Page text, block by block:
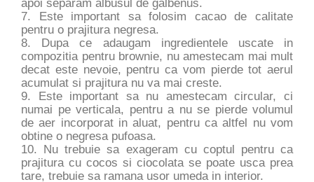
apoi separam albusul de galbenus.
7. Este important sa folosim cacao de calitate
pentru o prajitura negresa.
8. Dupa ce adaugam ingredientele uscate in
compozitia pentru brownie, nu amestecam mai mult
decat este nevoie, pentru ca vom pierde tot aerul
acumulat si prajitura nu va mai creste.
9. Este important sa nu amestecam circular, ci
numai pe verticala, pentru a nu se pierde volumul
de aer incorporat in aluat, pentru ca altfel nu vom
obtine o negresa pufoasa.
10. Nu trebuie sa exageram cu coptul pentru ca
prajitura cu cocos si ciocolata se poate usca prea
tare, trebuie sa ramana usor umeda in interior.